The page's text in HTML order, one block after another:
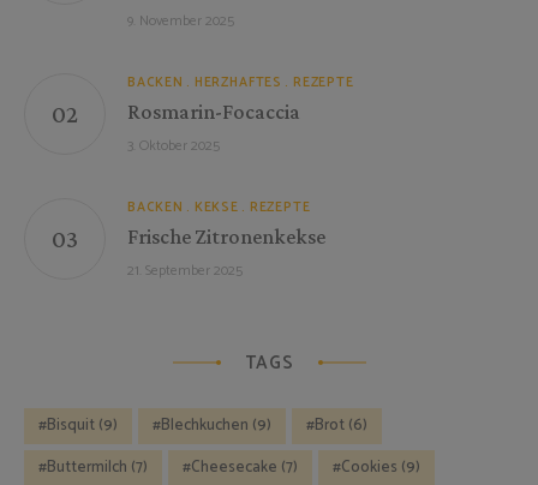
9. November 2025
BACKEN HERZHAFTES REZEPTE
Rosmarin-Focaccia
3. Oktober 2025
BACKEN KEKSE REZEPTE
Frische Zitronenkekse
21. September 2025
TAGS
Bisquit(9) Blechkuchen (9) Brot(6)
Buttermilch (7) Cheesecake (7) Cookies (9)